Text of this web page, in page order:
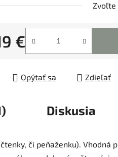
Zvoľte
€
cena:
Opýtať sa Zdieľať
Diskusia
či peňaženku). Vhodná